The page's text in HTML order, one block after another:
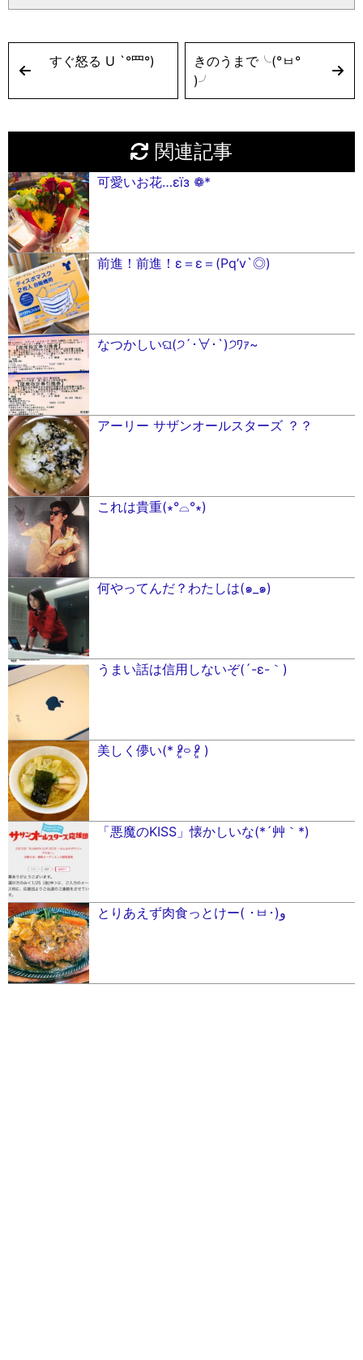
すぐ怒る U `°罒°)
きのうまで╰(°ㅂ°
)╯
関連記事
可愛いお花…εïз ❁*
前進！前進！ε＝ε＝(Pq’v`◎)
なつかしいଘ(੭´･∀･`)੭ ﾜｧ~
アーリー サザンオールスターズ ？？
これは貴重(∗︎°⌓︎°∗︎)
何やってんだ？わたしは(๑_๑)
うまい話は信用しないぞ(´-ε-｀)
美しく儚い(* ⁰̷̴͈࿁ ⁰̷̴͈ )
「悪魔のKISS」懐かしいな(*´艸｀*)
とりあえず肉食っとけー( ･ㅂ･)و